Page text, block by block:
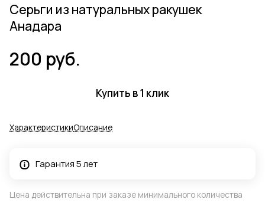
Серьги из натуральных ракушек
Анадара
200 руб.
Купить в 1 клик
ХарактеристикиОписание
Гарантия 5 лет
Цена действительна при заказе минимального количества